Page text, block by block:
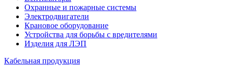
Охранные и пожарные системы
Электродвигатели
Крановое оборудование
Устройства для борьбы с вредителями
Изделия для ЛЭП
Кабельная продукция